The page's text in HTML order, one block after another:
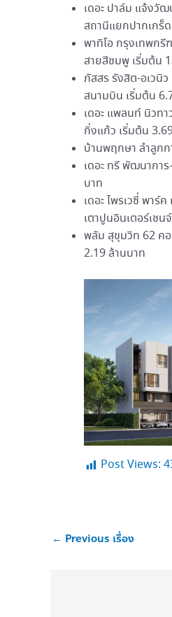
เดอะ ปาล์ม แจ้งวั
สถานีแยกปากเกร็
พาทิโอ กรุงเทพกรี
สายสีชมพู เริ่มต้น
ภัสสร รังสิต-อเวนิ
สนามบิน เริ่มต้น
เดอะ แพลนท์ นิวท
กิ่งแก้ว เริ่มต้น
บ้านพฤกษา ลำลูก
เดอะ ทรี พัฒนากา
บาท
เดอะ ไพรเวซี่ พา
เตาปูนอินเตอร์เชน
พลัม สุขุมวิท 62 คอ
2.19 ล้านบาท
Post Views:
← Previous เรื่อง